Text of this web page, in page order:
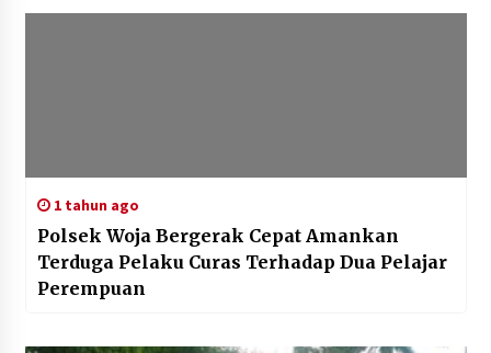
1 tahun ago
Polsek Woja Bergerak Cepat Amankan
Terduga Pelaku Curas Terhadap Dua Pelajar
Perempuan